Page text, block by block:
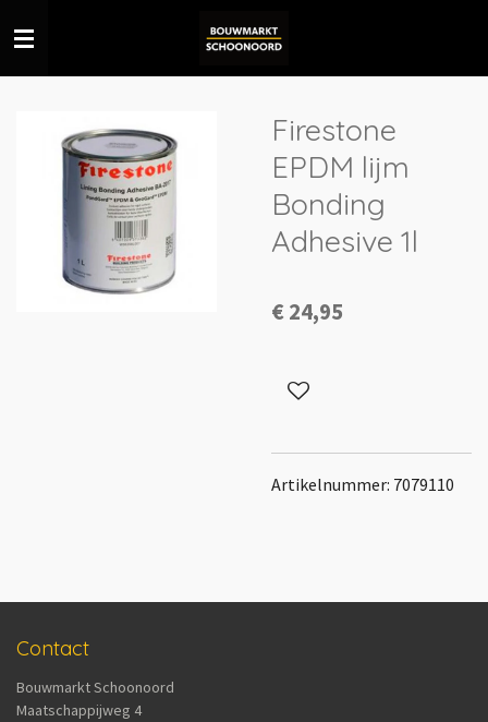
direct
naar
hoofdinhoud
Firestone
EPDM lijm
Bonding
Adhesive 1l
€ 24,95
Artikelnummer: 7079110
Contact
Bouwmarkt Schoonoord
Maatschappijweg 4